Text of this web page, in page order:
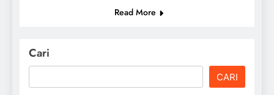
Read More
Cari
CARI